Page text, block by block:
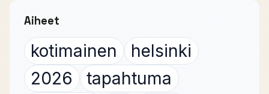
Aiheet
kotimainen
helsinki
2026
tapahtuma